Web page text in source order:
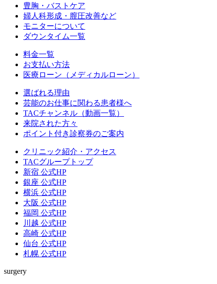
豊胸・バストケア
婦人科形成・膣圧改善など
モニターについて
ダウンタイム一覧
料金一覧
お支払い方法
医療ローン（メディカルローン）
選ばれる理由
芸能のお仕事に関わる患者様へ
TACチャンネル（動画一覧）
来院された方々
ポイント付き診察券のご案内
クリニック紹介・アクセス
TACグループトップ
新宿 公式HP
銀座 公式HP
横浜 公式HP
大阪 公式HP
福岡 公式HP
川越 公式HP
高崎 公式HP
仙台 公式HP
札幌 公式HP
surgery